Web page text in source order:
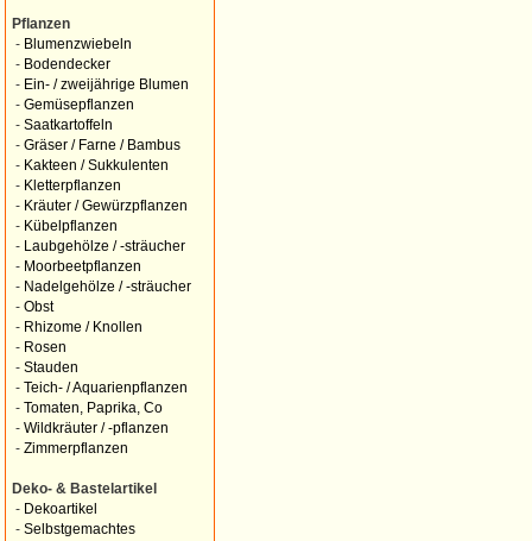
Pflanzen
- Blumenzwiebeln
- Bodendecker
- Ein- / zweijährige Blumen
- Gemüsepflanzen
- Saatkartoffeln
- Gräser / Farne / Bambus
- Kakteen / Sukkulenten
- Kletterpflanzen
- Kräuter / Gewürzpflanzen
- Kübelpflanzen
-
Laubgehölze / -sträucher
- Moorbeetpflanzen
- Nadelgehölze / -sträucher
- Obst
- Rhizome / Knollen
- Rosen
- Stauden
- Teich- / Aquarienpflanzen
- Tomaten, Paprika, Co
- Wildkräuter / -pflanzen
- Zimmerpflanzen
Deko- & Bastelartikel
- Dekoartikel
- Selbstgemachtes